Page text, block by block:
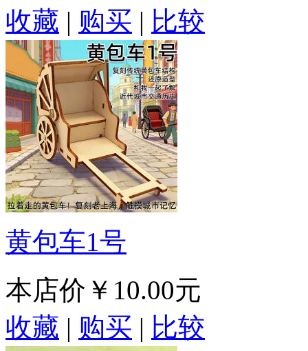
收藏 | 购买 | 比较
黄包车1号
本店价 ￥10.00元
收藏 | 购买 | 比较